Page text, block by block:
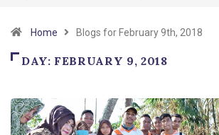
Home Blogs for February 9th, 2018
DAY: FEBRUARY 9, 2018